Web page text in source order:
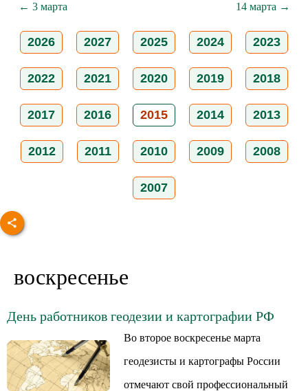
← 3 марта 14 марта →
2026 2027 2025 2024 2023
2022 2021 2020 2019 2018
2017 2016 2015 2014 2013
2012 2011 2010 2009 2008
2007
воскресенье
День работников геодезии и картографии РФ
Во второе воскресенье марта
геодезисты и картографы России
отмечают свой профессиональный